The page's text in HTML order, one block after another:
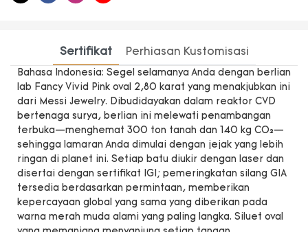
Sertifikat Perhiasan Kustomisasi
Bahasa Indonesia: Segel selamanya Anda dengan berlian
lab Fancy Vivid Pink oval 2,80 karat yang menakjubkan ini
dari Messi Jewelry. Dibudidayakan dalam reaktor CVD
bertenaga surya, berlian ini melewati penambangan
terbuka—menghemat 300 ton tanah dan 140 kg CO₂—
sehingga lamaran Anda dimulai dengan jejak yang lebih
ringan di planet ini. Setiap batu diukir dengan laser dan
disertai dengan sertifikat IGI; pemeringkatan silang GIA
tersedia berdasarkan permintaan, memberikan
kepercayaan global yang sama yang diberikan pada
warna merah muda alami yang paling langka. Siluet oval